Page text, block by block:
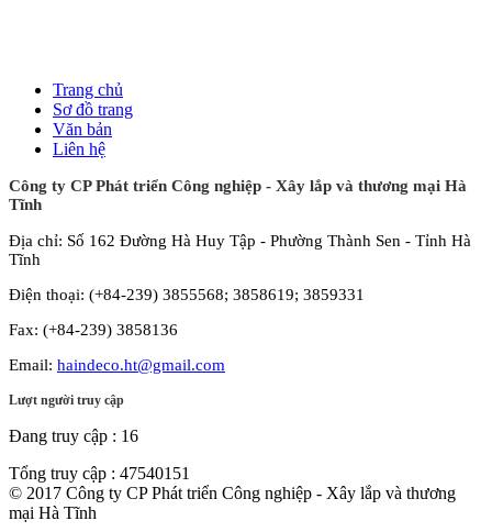
Trang chủ
Sơ đồ trang
Văn bản
Liên hệ
Công ty CP Phát triển Công nghiệp - Xây lắp và thương mại Hà
Tĩnh
Địa chỉ: Số 162 Đường Hà Huy Tập - Phường Thành Sen - Tỉnh Hà
Tĩnh
Điện thoại: (+84-239) 3855568; 3858619; 3859331
Fax: (+84-239) 3858136
Email: haindeco.ht@gmail.com
Lượt người truy cập
Đang truy cập : 16
Tổng truy cập : 47540151
© 2017 Công ty CP Phát triển Công nghiệp - Xây lắp và thương
mại Hà Tĩnh